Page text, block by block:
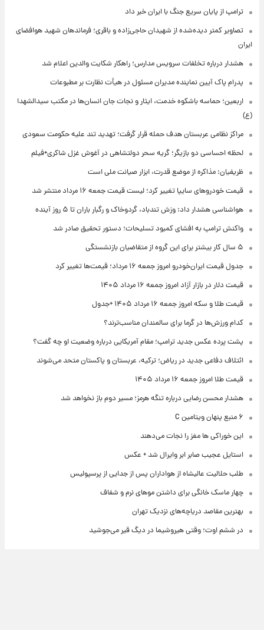
ترامپ از پایان سریع جنگ با ایران خبر داد
تصاویر کمتر دیده‌شده از شهیدان حاجی‌زاده و باقری؛ فرماندهان شهید هوافضای
ایران
هشدار درباره تخلفات سرویس مدارس؛ راهکار شکایت والدین اعلام شد
پدرام پاک آیین نماینده مدیران مسئول در هیأت نظارت بر مطبوعات
اربعین؛ حماسه باشکوه خدمت، ایثار و نجات جان انسان‌ها در مکتب سیدالشهدا
(ع)
مراکز نظامی عربستان هدف حمله قرار گرفت؛ تهدید تند علیه حکومت سعودی
لحظه احساسی دو بازیگر؛ گریه سحر دولتشاهی در آغوش غزل شاکری+فیلم
ظریفیان: مذاکره از موضع قدرت، ابزار صیانت ملی است
قیمت خودروهای سایپا تغییر کرد؛ لیست قیمت جمعه ۱۶ مرداد منتشر شد
هواشناسی هشدار داد: وزش تندباد، گردوخاک و رگبار باران تا ۵ روز آینده
واکنش ترامپ به افشای کمبود تسلیحات؛ دستور تحقیق صادر شد
۵ سال کار بیشتر برای این گروه از متقاضیان بازنشستگی
جدول قیمت ایران‌خودرو امروز جمعه ۱۶ مرداد؛ قیمت‌ها تغییر کرد
قیمت دلار در بازار آزاد امروز جمعه ۱۶ مرداد ۱۴۰۵
قیمت طلا و سکه امروز جمعه ۱۶ مرداد ۱۴۰۵ +جدول
کدام ورزش‌ها در گرما برای سالمندان مناسب‌ترند؟
پشت پرده عکس جدید ترامپ؛ مقام آمریکایی درباره وضعیت او چه گفت؟
ائتلاف دفاعی جدید در ریاض؛ ترکیه، عربستان و پاکستان متحد می‌شوند
قیمت طلا امروز جمعه ۱۶ مرداد ۱۴۰۵
هشدار محسن رضایی درباره تنگه هرمز؛ مسیر دوم باز نخواهد شد
۶ منبع پنهان ویتامین C
این خوراکی ها مغز را نجات می‌دهند
استایل عجیب صابر ابر وایرال شد + عکس
طلب حلالیت عالیشاه از هواداران پس از جدایی از پرسپولیس
چهار ماسک خانگی برای داشتن موهای نرم و شفاف
بهترین مقاصد دریاچه‌های نزدیک تهران
در ششم اوت؛ وقتی هیروشیما در دیگ قیر می‌جوشید